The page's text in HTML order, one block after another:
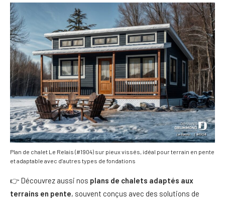
Plan de chalet Le Relais (#1904) sur pieux vissés, idéal pour terrain en pente
et adaptable avec d’autres types de fondations
👉 Découvrez aussi nos plans de chalets adaptés aux
terrains en pente, souvent conçus avec des solutions de